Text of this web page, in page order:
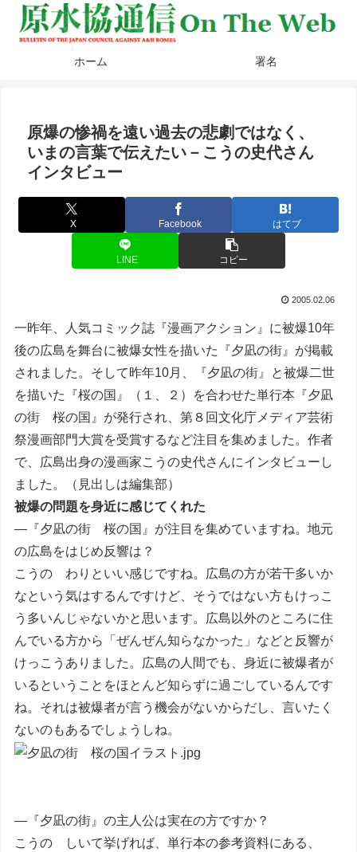
ホーム 署名
原爆の惨禍を遠い過去の悲劇ではなく、
いまの言葉で伝えたい－こうの史代さん
インタビュー
X Facebook はてブ
LINE コピー
2005.02.06
一昨年、人気コミック誌『漫画アクション』に被爆10年
後の広島を舞台に被爆女性を描いた『夕凪の街』が掲載
されました。そして昨年10月、『夕凪の街』と被爆二世
を描いた『桜の国』（１、２）を合わせた単行本『夕凪
の街 桜の国』が発行され、第８回文化庁メディア芸術
祭漫画部門大賞を受賞するなど注目を集めました。作者
で、広島出身の漫画家こうの史代さんにインタビューし
ました。（見出しは編集部）
被爆の問題を身近に感じてくれた
―『夕凪の街 桜の国』が注目を集めていますね。地元
の広島をはじめ反響は？
こうの わりといい感じですね。広島の方が若干多いか
なという気はするんですけど、そうではない方もけっこ
う多いんじゃないかと思います。広島以外のところに住
んでいる方から「ぜんぜん知らなかった」などと反響が
けっこうありました。広島の人間でも、身近に被爆者が
いるということをほとんど知らずに過ごしているんです
ね。それは被爆者が言う機会がないからだし、言いたく
ないのもあるでしょうしね。
―『夕凪の街』の主人公は実在の方ですか？
こうの しいて挙げれば、単行本の参考資料にある、